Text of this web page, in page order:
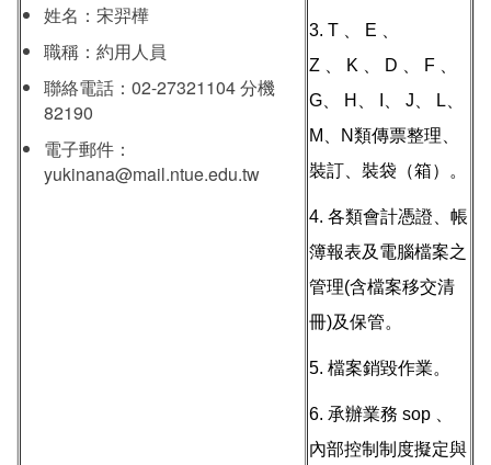
姓名：宋羿樺
職稱：約用人員
聯絡電話：02-27321104 分機
82190
電子郵件：
yukinana@mail.ntue.edu.tw
3. T 、 E 、
Z 、 K 、 D 、 F 、
G、 H、 I、 J、 L、
M、N類傳票整理、
裝訂、裝袋（箱）。
4. 各類會計憑證、帳
簿報表及電腦檔案之
管理(含檔案移交清
冊)及保管。
5. 檔案銷毀作業。
6. 承辦業務 sop 、
內部控制制度擬定與